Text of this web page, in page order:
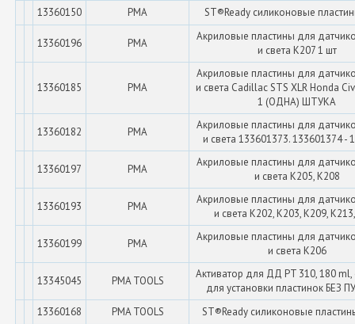
13360150
PMA ST®Ready силиконовые
13360196 PMA
Акриловые пластины для
и света K207 1 шт
13360185 PMA
Акриловые пластины для
и света Cadillac STS XLR Honda
1 (ОДНА) ШТУКА
13360182 PMA
Акриловые пластины для
и света 133601373. 133601374
13360197 PMA
Акриловые пластины для
и света K205, K208
13360193 PMA
Акриловые пластины для
и света K202, K203, K209,
13360199 PMA
Акриловые пластины для
и света K206
13345045 PMA TOOLS
Активатор для ДД PT 310, 180 ml,
для установки пластинок БЕЗ
13360168
PMA TOOLS ST®Ready силиконовые